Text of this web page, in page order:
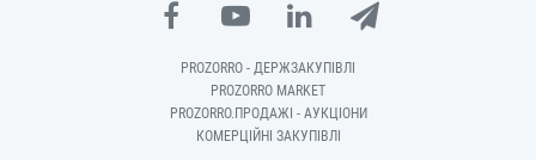
PROZORRO - ДЕРЖЗАКУПІВЛІ
PROZORRO MARKET
PROZORRO.ПРОДАЖІ - АУКЦІОНИ
КОМЕРЦІЙНІ ЗАКУПІВЛІ